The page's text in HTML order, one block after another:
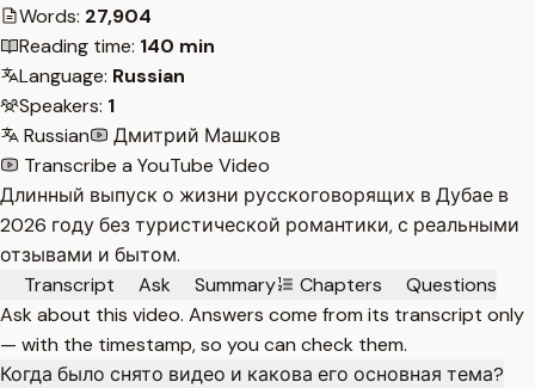
Words: 27,904
Reading time: 140 min
Language: Russian
Speakers: 1
Russian
Дмитрий Машков
Transcribe a YouTube Video
Длинный выпуск о жизни русскоговорящих в Дубае в
2026 году без туристической романтики, с реальными
отзывами и бытом.
Transcript
Ask Summary Chapters
Questions
Ask about this video. Answers come from its transcript only
— with the timestamp, so you can check them.
Когда было снято видео и какова его основная тема?